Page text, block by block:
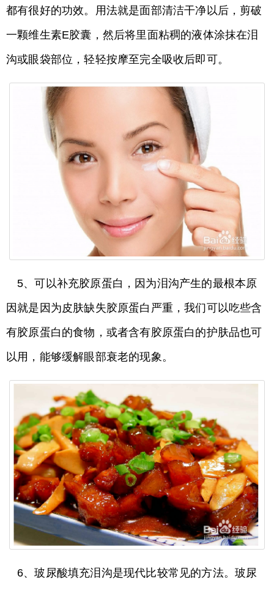
都有很好的功效。用法就是面部清洁干净以后，剪破
一颗维生素E胶囊，然后将里面粘稠的液体涂抹在泪
沟或眼袋部位，轻轻按摩至完全吸收后即可。
5、可以补充胶原蛋白，因为泪沟产生的最根本原
因就是因为皮肤缺失胶原蛋白严重，我们可以吃些含
有胶原蛋白的食物，或者含有胶原蛋白的护肤品也可
以用，能够缓解眼部衰老的现象。
6、玻尿酸填充泪沟是现代比较常见的方法。玻尿